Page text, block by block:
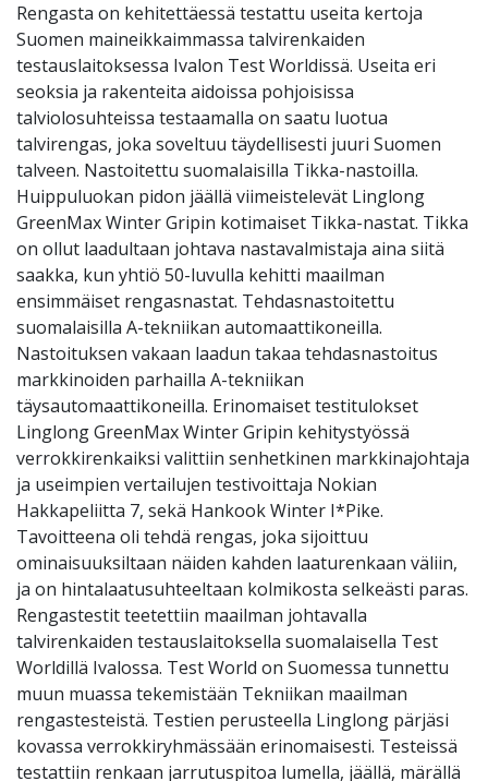
Rengasta on kehitettäessä testattu useita kertoja
Suomen maineikkaimmassa talvirenkaiden
testauslaitoksessa Ivalon Test Worldissä. Useita eri
seoksia ja rakenteita aidoissa pohjoisissa
talviolosuhteissa testaamalla on saatu luotua
talvirengas, joka soveltuu täydellisesti juuri Suomen
talveen. Nastoitettu suomalaisilla Tikka-nastoilla.
Huippuluokan pidon jäällä viimeistelevät Linglong
GreenMax Winter Gripin kotimaiset Tikka-nastat. Tikka
on ollut laadultaan johtava nastavalmistaja aina siitä
saakka, kun yhtiö 50-luvulla kehitti maailman
ensimmäiset rengasnastat. Tehdasnastoitettu
suomalaisilla A-tekniikan automaattikoneilla.
Nastoituksen vakaan laadun takaa tehdasnastoitus
markkinoiden parhailla A-tekniikan
täysautomaattikoneilla. Erinomaiset testitulokset
Linglong GreenMax Winter Gripin kehitystyössä
verrokkirenkaiksi valittiin senhetkinen markkinajohtaja
ja useimpien vertailujen testivoittaja Nokian
Hakkapeliitta 7, sekä Hankook Winter I*Pike.
Tavoitteena oli tehdä rengas, joka sijoittuu
ominaisuuksiltaan näiden kahden laaturenkaan väliin,
ja on hintalaatusuhteeltaan kolmikosta selkeästi paras.
Rengastestit teetettiin maailman johtavalla
talvirenkaiden testauslaitoksella suomalaisella Test
Worldillä Ivalossa. Test World on Suomessa tunnettu
muun muassa tekemistään Tekniikan maailman
rengastesteistä. Testien perusteella Linglong pärjäsi
kovassa verrokkiryhmässään erinomaisesti. Testeissä
testattiin renkaan jarrutuspitoa lumella, jäällä, märällä